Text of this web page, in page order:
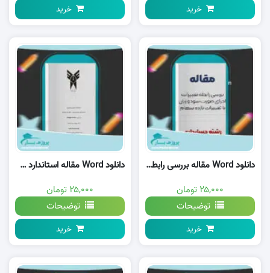
خرید خرید
دانلود Word مقاله بررسی رابطه تغييرات اجزای صورت سود و زيان با تغييرات بازده سهام وورد
۲۵,۰۰۰ تومان
توضیحات
خرید
دانلود Word مقاله استاندارد های حسابداری ايران وورد
۲۵,۰۰۰ تومان
توضیحات
خرید